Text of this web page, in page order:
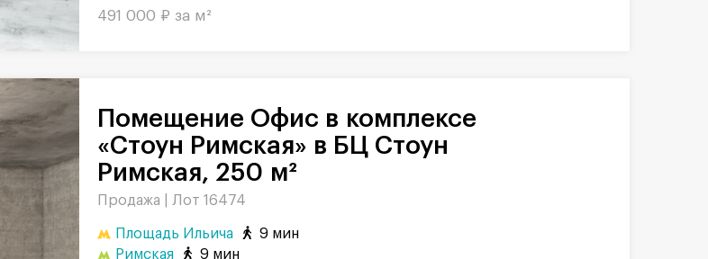
491 000 ₽ за м²
Помещение Офис в комплексе
«Стоун Римская» в БЦ Стоун
Римская, 250 м²
Продажа | Лот 16474
Площадь Ильича
9 мин
Римская
9 мин